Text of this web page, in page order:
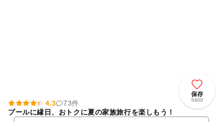
保存
5400
4.3
73件
プールに縁日、おトクに夏の家族旅行を楽しもう！